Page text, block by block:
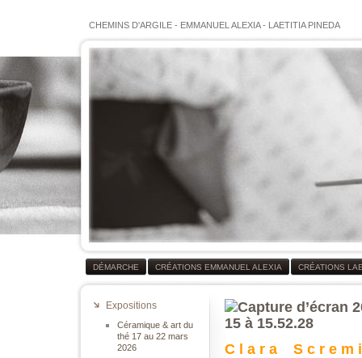
CHEMINS D'ARGILE - EMMANUEL ALEXIA- LAETITIA PINEDA
DÉMARCHE CRÉATIONS EMMANUEL ALEXIA CRÉATIONS
Expositions
Céramique & art du
thé 17 au 22 mars
2026
C l a r a S c r e m